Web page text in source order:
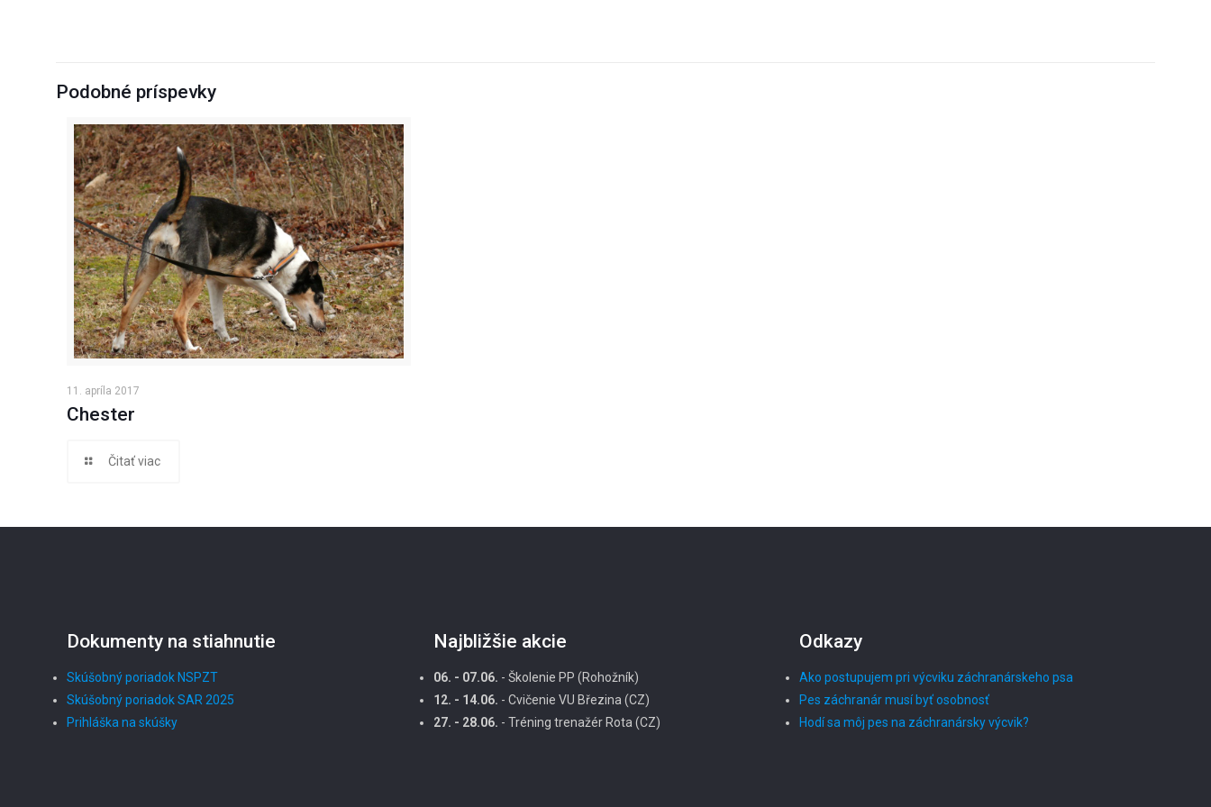
Podobné príspevky
11. apríla 2017
Chester
Čitať viac
Dokumenty na stiahnutie
Skúšobný poriadok NSPZT
Skúšobný poriadok SAR 2025
Prihláška na skúšky
Najbližšie akcie
06. - 07.06. - Školenie PP (Rohožník)
12. - 14.06. - Cvičenie VU Březina (CZ)
27. - 28.06. - Tréning trenažér Rota (CZ)
Odkazy
Ako postupujem pri výcviku záchranárskeho psa
Pes záchranár musí byť osobnosť
Hodí sa môj pes na záchranársky výcvik?